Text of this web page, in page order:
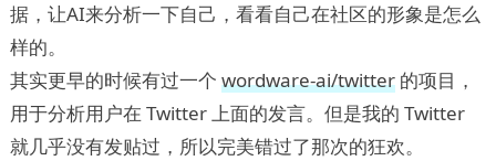
据，让AI来分析一下自己，看看自己在社区的形象是怎么
样的。
其实更早的时候有过一个 wordware-ai/twitter的项目，
用于分析用户在 Twitter 上面的发言。但是我的 Twitter
就几乎没有发贴过，所以完美错过了那次的狂欢。